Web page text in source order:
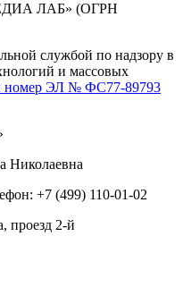
ЛАБ» (ОГРН
службой по надзору в
и массовых
номер ЭЛ № ФС77-89793
Николаевна
+7 (499) 110-01-02
проезд 2-й